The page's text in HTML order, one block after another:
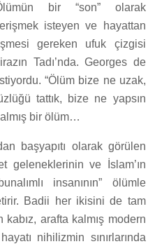
bir “son” olarak
isteyen ve hayattan
gereken ufuk çizgisi
Tadı’nda. Georges de
“Ölüm bize ne uzak,
tattık, bize ne yapsın
bir ölüm…
başyapıtı olarak görülen
geleneklerinin ve İslam’ın
insanının” ölümle
Badii her ikisini de tam
arafta kalmış modern
nihilizmin sınırlarında